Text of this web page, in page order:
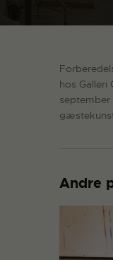
hos Galleri
Andre